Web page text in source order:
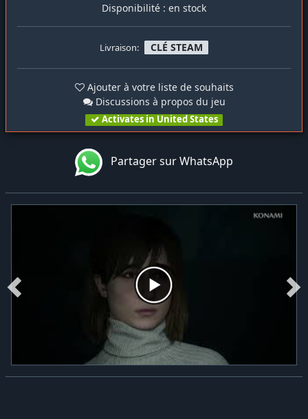
Disponibilité : en stock
Livraison: CLÉ STEAM
Ajouter à votre liste de souhaits
Discussions à propos du jeu
Activates in United States
Partager sur WhatsApp